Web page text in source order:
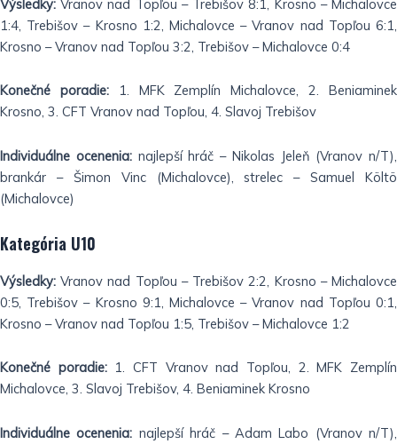
Výsledky: Vranov nad Topľou – Trebišov 8:1, Krosno – Michalovce
1:4, Trebišov – Krosno 1:2, Michalovce – Vranov nad Topľou 6:1,
Krosno – Vranov nad Topľou 3:2, Trebišov – Michalovce 0:4
Konečné poradie:1. MFK Zemplín Michalovce, 2. Beniaminek
Krosno, 3. CFT Vranov nad Topľou, 4. Slavoj Trebišov
Individuálne ocenenia:najlepší hráč – Nikolas Jeleň (Vranov n/T),
brankár – Šimon Vinc (Michalovce), strelec – Samuel Költö
(Michalovce)
Kategória U10
Výsledky: Vranov nad Topľou – Trebišov 2:2, Krosno – Michalovce
0:5, Trebišov – Krosno 9:1, Michalovce – Vranov nad Topľou 0:1,
Krosno – Vranov nad Topľou 1:5, Trebišov – Michalovce 1:2
Konečné poradie:1. CFT Vranov nad Topľou, 2. MFK Zemplín
Michalovce, 3. Slavoj Trebišov, 4. Beniaminek Krosno
Individuálne ocenenia: najlepší hráč – Adam Labo (Vranov n/T),